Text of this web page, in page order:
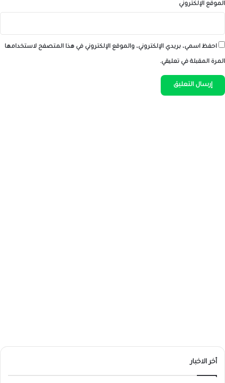
الموقع الإلكتروني
احفظ اسمي، بريدي الإلكتروني، والموقع الإلكتروني في هذا المتصفح لاستخدامها
المرة المقبلة في تعليقي.
أخر الاخبار